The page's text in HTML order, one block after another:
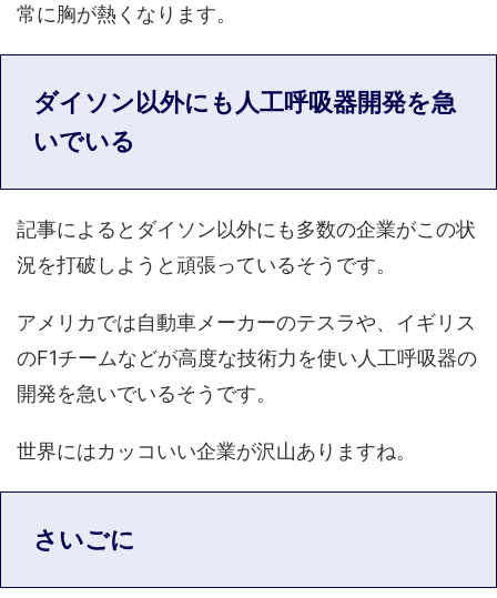
常に胸が熱くなります。
ダイソン以外にも人工呼吸器開発を急
いでいる
記事によるとダイソン以外にも多数の企業がこの状
況を打破しようと頑張っているそうです。
アメリカでは自動車メーカーのテスラや、イギリス
のF1チームなどが高度な技術力を使い人工呼吸器の
開発を急いでいるそうです。
世界にはカッコいい企業が沢山ありますね。
さいごに